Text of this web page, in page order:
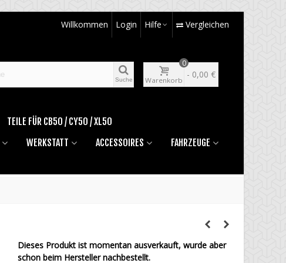
Willkommen Login Hilfe Vergleichen
Suche Warenkorb
0
- 0,00 €
TEILE FÜR CB50 / CY50 / XL50
WERKSTATT ACCESSOIRES
FAHRZEUGE
Dieses Produkt ist momentan ausverkauft, wurde aber
schon beim Hersteller nachbestellt.